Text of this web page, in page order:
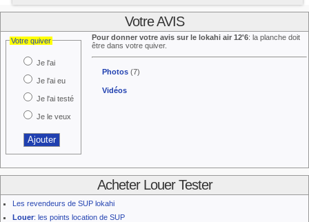
Votre AVIS
Votre quiver
Je l'ai
Je l'ai eu
Je l'ai testé
Je le veux
Pour donner votre avis sur le lokahi air 12'6: la planche doit
être dans votre quiver.
Photos (7)
Vidéos
Acheter Louer Tester
Les revendeurs de SUP lokahi
Louer: les points location de SUP